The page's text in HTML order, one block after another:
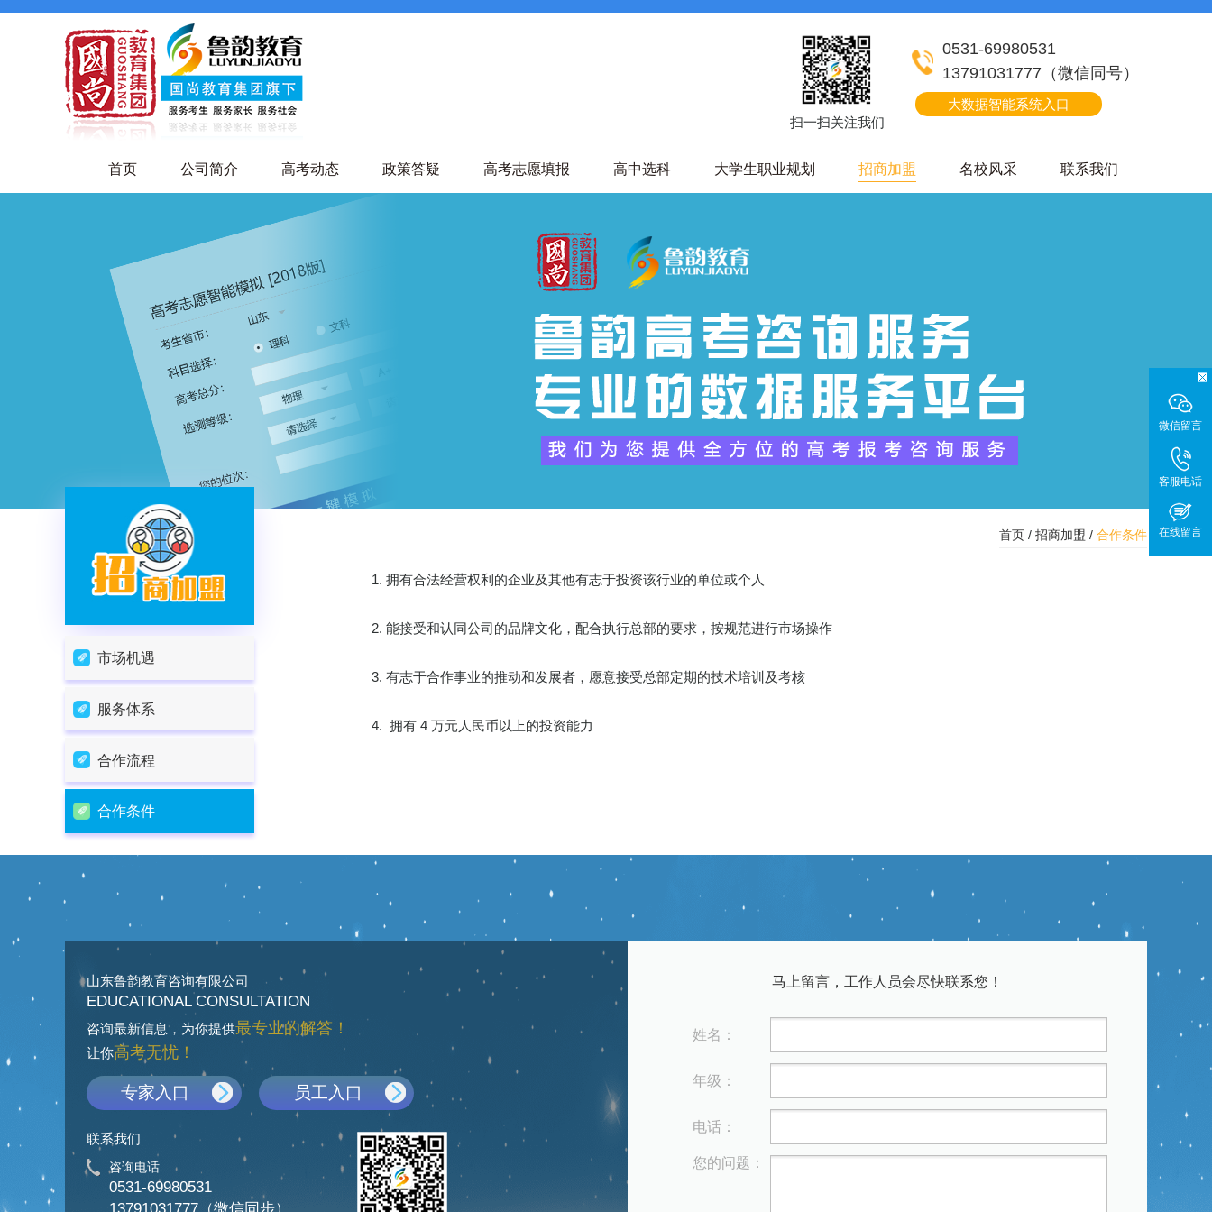
扫一扫关注我们
0531-69980531
13791031777（微信同号）
大数据智能系统入口
首页 公司简介 高考动态 政策答疑 高考志愿填报 高中选科 大学生职业规划 招商加盟 名校风采 联系我们
市场机遇
服务体系
合作流程
合作条件
首页 / 招商加盟 / 合作条件
1. 拥有合法经营权利的企业及其他有志于投资该行业的单位或个人
2. 能接受和认同公司的品牌文化，配合执行总部的要求，按规范进行市场操作
3. 有志于合作事业的推动和发展者，愿意接受总部定期的技术培训及考核
4. 拥有 4 万元人民币以上的投资能力
山东鲁韵教育咨询有限公司
EDUCATIONAL CONSULTATION
咨询最新信息，为你提供最专业的解答！
让你高考无忧！
专家入口 员工入口
联系我们
咨询电话
0531-69980531
13791031777（微信同步）
马上留言，工作人员会尽快联系您！
姓名：
年级：
电话：
您的问题：
微信留言
客服电话
在线留言